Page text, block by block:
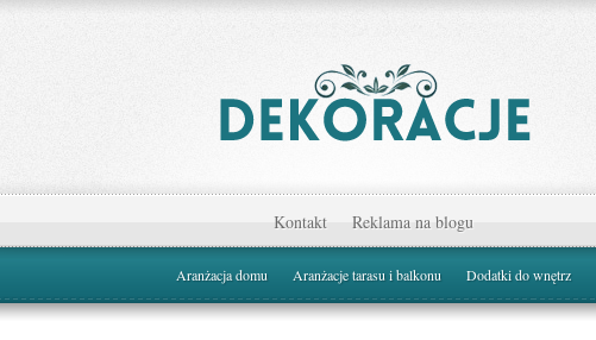
Kontakt Reklama na blogu
Aranżacja domu Aranżacje tarasu i balkonu Dodatki do wnętrz